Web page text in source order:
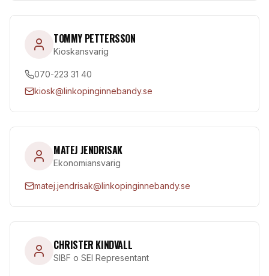
TOMMY PETTERSSON
Kioskansvarig
070-223 31 40
kiosk@linkopinginnebandy.se
MATEJ JENDRISAK
Ekonomiansvarig
matej.jendrisak@linkopinginnebandy.se
CHRISTER KINDVALL
SIBF o SEI Representant